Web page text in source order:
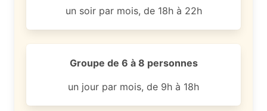
un soir par mois, de 18h à 22h
Groupe de 6 à 8 personnes
un jour par mois, de 9h à 18h